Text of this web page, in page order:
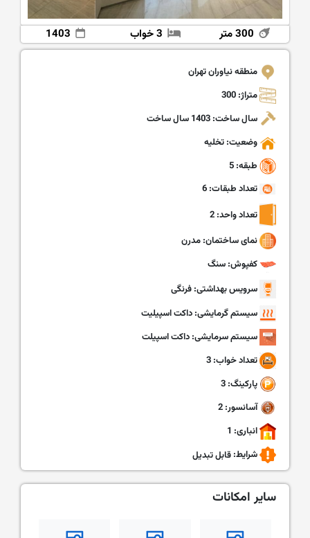
300 متر 3 خواب 1403
منطقه نیاوران تهران
متراژ: 300
سال ساخت: 1403 سال ساخت
وضعیت: تخلیه
طبقه: 5
تعداد طبقات: 6
تعداد واحد: 2
نمای ساختمان: مدرن
کفپوش: سنگ
سرویس بهداشتی: فرنگی
سیستم گرمایشی: داکت اسپیلیت
سیستم سرمایشی: داکت اسپیلت
تعداد خواب: 3
پارکینگ: 3
آسانسور: 2
انباری: 1
شرایط:قابل تبدیل
سایر امکانات